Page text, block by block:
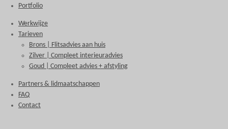
Portfolio
Werkwijze
Tarieven
Brons | Flitsadvies aan huis
Zilver | Compleet interieuradvies
Goud | Compleet advies + afstyling
Partners & lidmaatschappen
FAQ
Contact